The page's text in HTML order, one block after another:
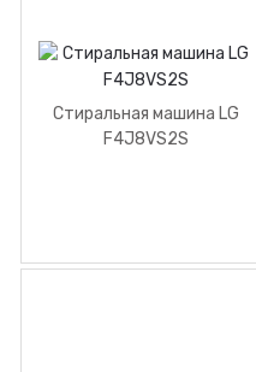
Стиральная машина LG
F4J8VS2S